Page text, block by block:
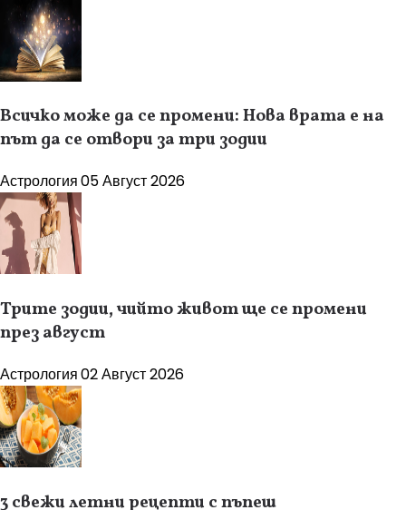
Всичко може да се промени: Нова врата е на
път да се отвори за три зодии
Астрология05 Август 2026
Трите зодии, чийто живот ще се промени
през август
Астрология02 Август 2026
3 свежи летни рецепти с пъпеш